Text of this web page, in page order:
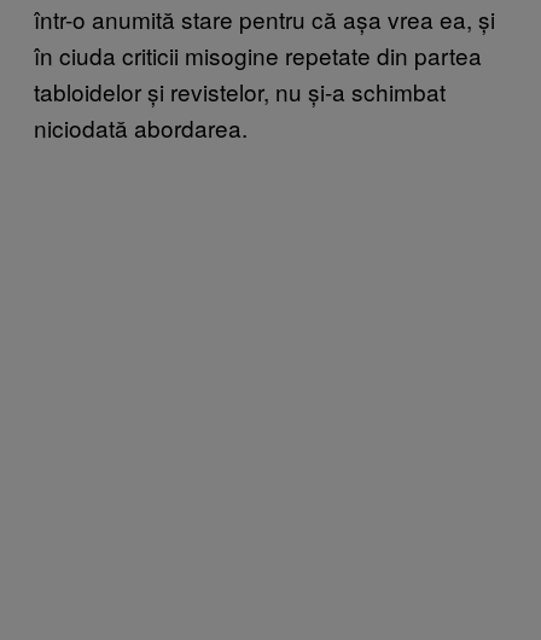
într-o anumită stare pentru că așa vrea ea, și
în ciuda criticii misogine repetate din partea
tabloidelor și revistelor, nu și-a schimbat
niciodată abordarea.